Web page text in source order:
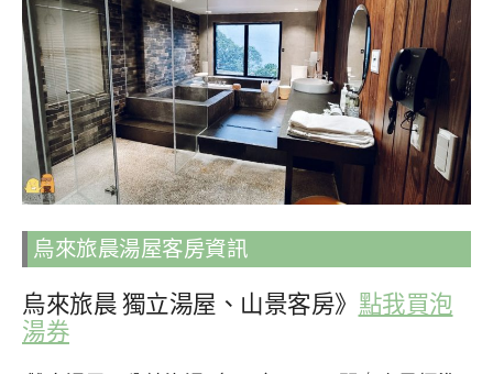
烏來旅晨湯屋客房資訊
烏來旅晨 獨立湯屋、山景客房》 點我買泡
湯券